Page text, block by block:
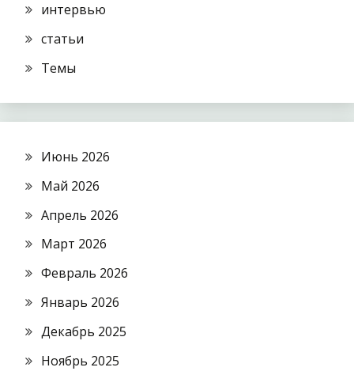
интервью
статьи
Темы
Июнь 2026
Май 2026
Апрель 2026
Март 2026
Февраль 2026
Январь 2026
Декабрь 2025
Ноябрь 2025